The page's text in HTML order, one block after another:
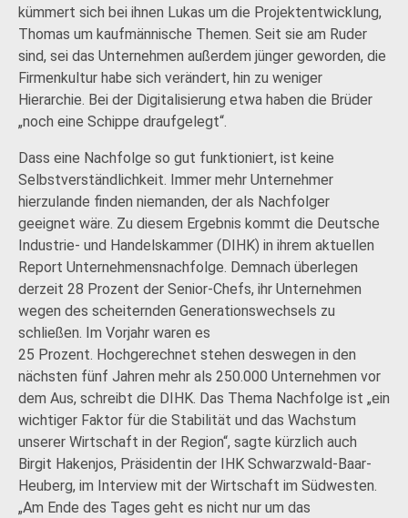
kümmert sich bei ihnen Lukas um die Projektentwicklung,
Thomas um kaufmännische Themen. Seit sie am Ruder
sind, sei das Unternehmen außerdem jünger geworden, die
Firmenkultur habe sich verändert, hin zu weniger
Hierarchie. Bei der Digitalisierung etwa haben die Brüder
„noch eine Schippe draufgelegt“.
Dass eine Nachfolge so gut funktioniert, ist keine
Selbstverständlichkeit. Immer mehr Unternehmer
hierzulande finden niemanden, der als Nachfolger
geeignet wäre. Zu diesem Ergebnis kommt die Deutsche
Industrie- und Handelskammer (DIHK) in ihrem aktuellen
Report Unternehmensnachfolge. Demnach überlegen
derzeit 28 Prozent der Senior-Chefs, ihr Unternehmen
wegen des scheiternden Generationswechsels zu
schließen. Im Vorjahr waren es
25 Prozent. Hochgerechnet stehen deswegen in den
nächsten fünf Jahren mehr als 250.000 Unternehmen vor
dem Aus, schreibt die DIHK. Das Thema Nachfolge ist „ein
wichtiger Faktor für die Stabilität und das Wachstum
unserer Wirtschaft in der Region“, sagte kürzlich auch
Birgit Hakenjos, Präsidentin der IHK Schwarzwald-Baar-
Heuberg, im Interview mit der Wirtschaft im Südwesten.
„Am Ende des Tages geht es nicht nur um das